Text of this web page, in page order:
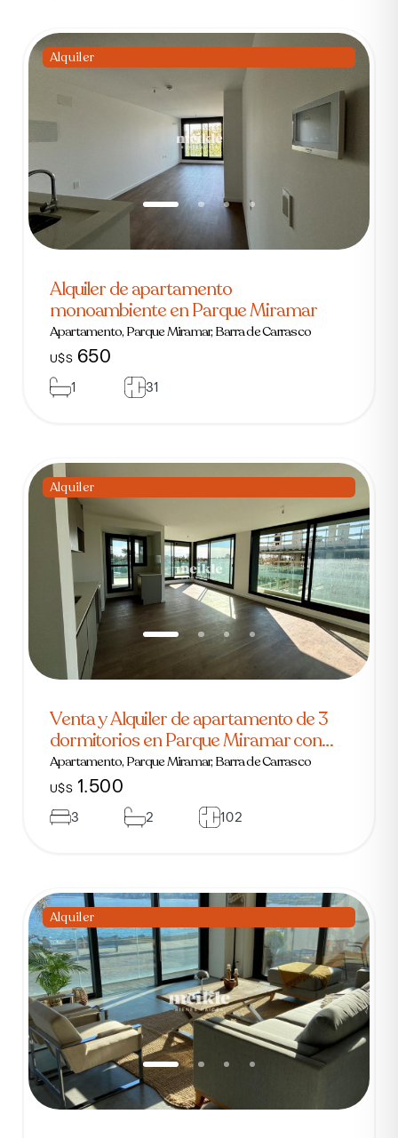
Alquiler
Alquiler de apartamento
monoambiente en Parque Miramar
Apartamento, Parque Miramar, Barra de Carrasco
U$S 650
1 31
Alquiler
Venta y Alquiler de apartamento de 3
dormitorios en Parque Miramar con
vista al lago
Apartamento, Parque Miramar, Barra de Carrasco
U$S 1.500
3 2 102
Alquiler